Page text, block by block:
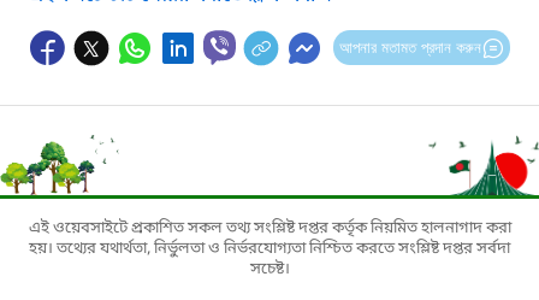
আপনার মতামত প্রদান করুন
এই ওয়েবসাইটে প্রকাশিত সকল তথ্য সংশ্লিষ্ট দপ্তর কর্তৃক নিয়মিত হালনাগাদ করা
হয়। তথ্যের যথার্থতা, নির্ভুলতা ও নির্ভরযোগ্যতা নিশ্চিত করতে সংশ্লিষ্ট দপ্তর সর্বদা
সচেষ্ট।